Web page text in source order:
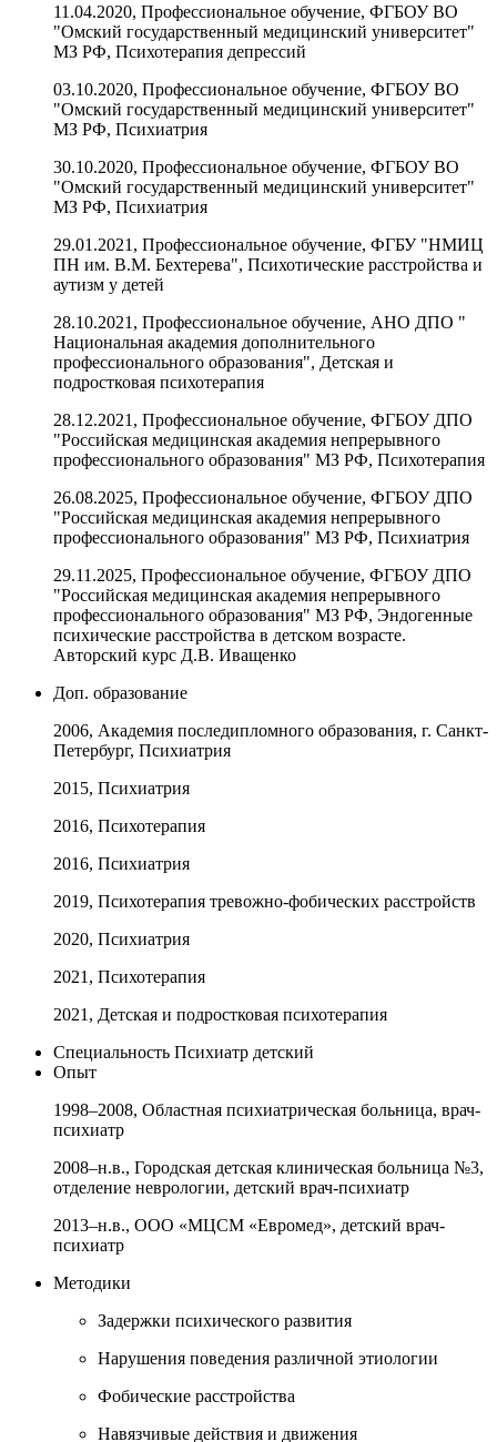
11.04.2020, Профессиональное обучение, ФГБОУ ВО
"Омский государственный медицинский университет"
МЗ РФ, Психотерапия депрессий
03.10.2020, Профессиональное обучение, ФГБОУ ВО
"Омский государственный медицинский университет"
МЗ РФ, Психиатрия
30.10.2020, Профессиональное обучение, ФГБОУ ВО
"Омский государственный медицинский университет"
МЗ РФ, Психиатрия
29.01.2021, Профессиональное обучение, ФГБУ "НМИЦ
ПН им. В.М. Бехтерева", Психотические расстройства и
аутизм у детей
28.10.2021, Профессиональное обучение, АНО ДПО "
Национальная академия дополнительного
профессионального образования", Детская и
подростковая психотерапия
28.12.2021, Профессиональное обучение, ФГБОУ ДПО
"Российская медицинская академия непрерывного
профессионального образования" МЗ РФ, Психотерапия
26.08.2025, Профессиональное обучение, ФГБОУ ДПО
"Российская медицинская академия непрерывного
профессионального образования" МЗ РФ, Психиатрия
29.11.2025, Профессиональное обучение, ФГБОУ ДПО
"Российская медицинская академия непрерывного
профессионального образования" МЗ РФ, Эндогенные
психические расстройства в детском возрасте.
Авторский курс Д.В. Иващенко
Доп. образование
2006, Академия последипломного образования, г. Санкт-
Петербург, Психиатрия
2015, Психиатрия
2016, Психотерапия
2016, Психиатрия
2019, Психотерапия тревожно-фобических расстройств
2020, Психиатрия
2021, Психотерапия
2021, Детская и подростковая психотерапия
Специальность Психиатр детский
Опыт
1998–2008, Областная психиатрическая больница, врач-
психиатр
2008–н.в., Городская детская клиническая больница №3,
отделение неврологии, детский врач-психиатр
2013–н.в., ООО «МЦСМ «Евромед», детский врач-
психиатр
Методики
Задержки психического развития
Нарушения поведения различной этиологии
Фобические расстройства
Навязчивые действия и движения